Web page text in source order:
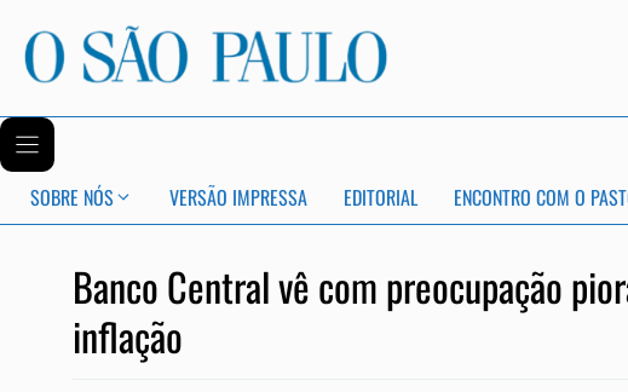
SOBRE NÓS VERSÃO IMPRESSA EDITORIAL ENCONTRO COM O
Banco Central vê com preocupação
inflação